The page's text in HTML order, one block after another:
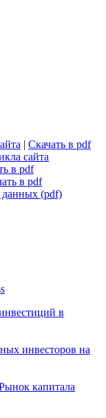
| Скачать в pdf
сайта
в pdf
в pdf
данных (pdf)
в
инвесторов на
капитала